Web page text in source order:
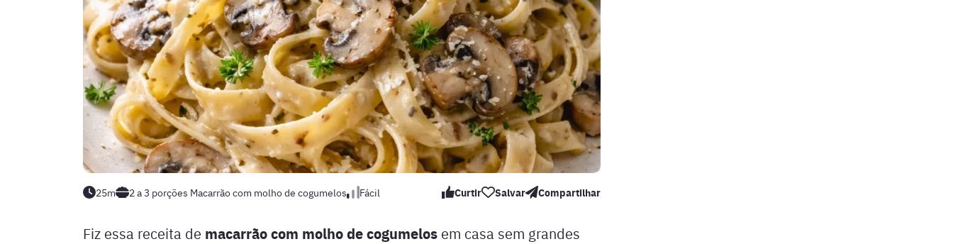
25m 2 a 3 porções Macarrão com molho de cogumelos Fácil Curtir Salvar Compartilhar
Fiz essa receita de macarrão com molho de cogumelos em casa sem grandes